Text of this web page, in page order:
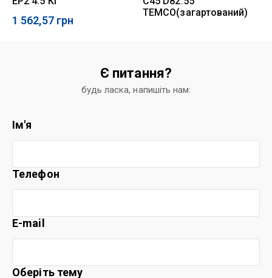
1 562,57 грн
TEMCO(загартований)
Є питання?
будь ласка, напишіть нам:
Ім'я
Телефон
E-mail
Оберіть тему